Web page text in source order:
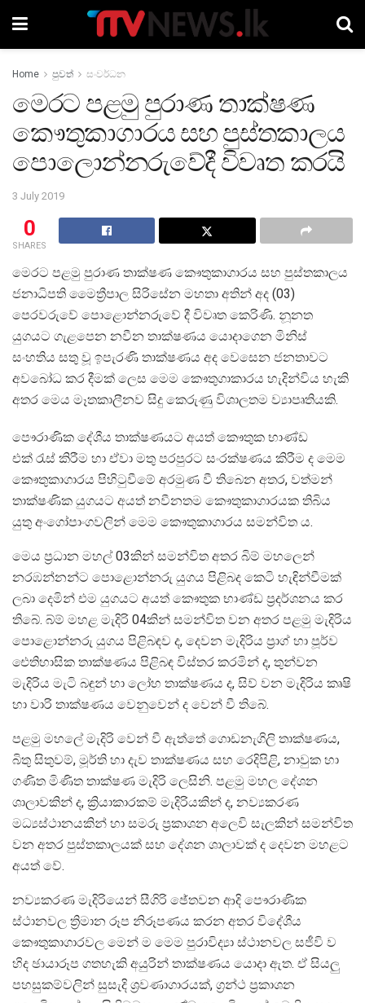
Home පුවත් සංවර්ධන
මෙරට පළමු පුරාණ තාක්ෂණ
කෞතුකාගාරය සහ පුස්තකාලය
පොලොන්නරුවේදී විවෘත කරයි
3 July 2019
0
SHARES
මෙරට පළමු පුරාණ තාක්ෂණ කෞතුකාගාරය සහ පුස්තකාලය
ජනාධිපති මෛත්‍රීපාල සිරිසේන මහතා අතින් අද (03)
පෙරවරුවේ පොළොන්නරුවේ දී විවෘත කෙරිණි. නූනත
යුගයට ගැළපෙන නවීන තාක්ෂණය යොදාගෙන මිනිස්
සංහතිය සතු වූ ඉපැරණි තාක්ෂණය අද වෙසෙන ජනතාවට
අවබෝධ කර දීමක් ලෙස මෙම කෞතුගාකාරය හැදින්විය හැකි
අතර මෙය මෑතකාලීනව සිදු කෙරුණු විශාලතම ව්‍යාපෘතියකි.
පෞරාණික දේශීය තාක්ෂණයට අයත් කෞතුක භාණ්ඩ
එක් රැස් කිරීම හා ඒවා මතු පරපුරට සංරක්ෂණය කිරීම ද මෙම
කෞතුකාගාරය පිහිටුවීමේ අරමුණ වී තිබෙන අතර, වත්මන්
තාක්ෂණික යුගයට අයත් නවීනතම කෞතුකාගාරයක තිබිය
යුතු අංගෝපාංගවලින් මෙම කෞතුකාගාරය සමන්විත ය.
මෙය ප්‍රධාන මහල් 03කින් සමන්විත අතර බිම් මහලෙන්
නරඹන්නන්ට පොළොන්නරු යුගය පිළිබද කෙටි හැඳින්වීමක්
ලබා දෙමින් එම යුගයට අයත් කෞතුක භාණ්ඩ ප්‍රදර්ශනය කර
තිබේ. බ්ම් මහළ මැදිරි 04කින් සමන්විත වන අතර පළමු මැදිරිය
පොළොන්නරු යුගය පිළිබඳව ද, දෙවන මැදිරිය ප්‍රාග් හා පූර්ව
ඓතිහාසික තාක්ෂණය පිළිබඳ විස්තර කරමින් ද, තුන්වන
මැදිරිය මැටි බඳුන් හා ලෝහ තාක්ෂණය ද, සිව් වන මැදිරිය කෘෂි
හා වාරි තාක්ෂණය වෙනුවෙන් ද වෙන් වී තිබේ.
පළමු මහලේ මැදිරි වෙන් වී ඇත්තේ ගොඩනැගිලි තාක්ෂණය,
බිතු සිතුවම්, මූර්ති හා දැව තාක්ෂණය සහ රෙදිපිළි, නාවුක හා
ගණිත මිණිත තාක්ෂණ මැදිරි ලෙසිනි. පළමු මහල දේශන
ශාලාවකින් ද, ක්‍රියාකාරකම් මැදිරියකින් ද, නව්‍යකරණ
මධ්‍යස්ථානයකින් හා සමරු ප්‍රකාශන අලෙවි සැලකින් සමන්විත
වන අතර පුස්තකාලයක් සහ දේශන ශාලාවක් ද දෙවන මහළට
අයත් වේ.
නව්‍යකරණ මැදිරියෙන් සීගිරි ඡේතවන ආදි පෞරාණික
ස්ථානවල ත්‍රිමාන රූප නිරූපණය කරන අතර විදේශීය
කෞතුකාගාරවල මෙන් ම මෙම පුරාවිද්‍යා ස්ථානවල සජීවි ව
හිද ඡායාරූප ගතහැකි අයුරින් තාක්ෂණය යොදා ඇත. ඒ සියලු
පහසුකම්වලින් සුසැදි ශ්‍රවණාගාරයක්, ග්‍රන්ථ ප්‍රකාශන